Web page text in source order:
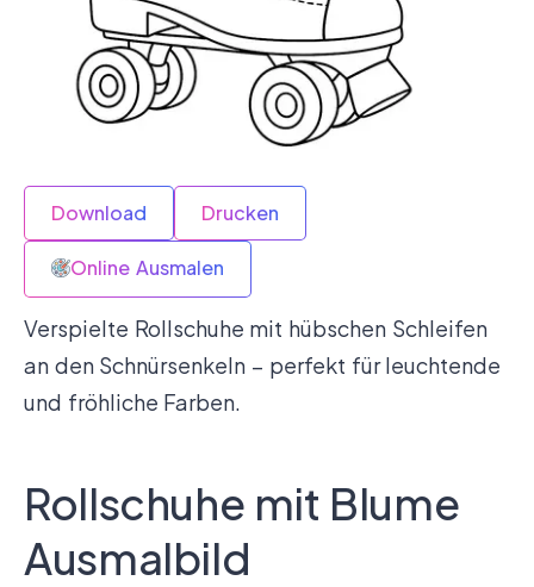
Download Drucken
Online Ausmalen
Verspielte Rollschuhe mit hübschen Schleifen
an den Schnürsenkeln – perfekt für leuchtende
und fröhliche Farben.
Rollschuhe mit Blume
Ausmalbild